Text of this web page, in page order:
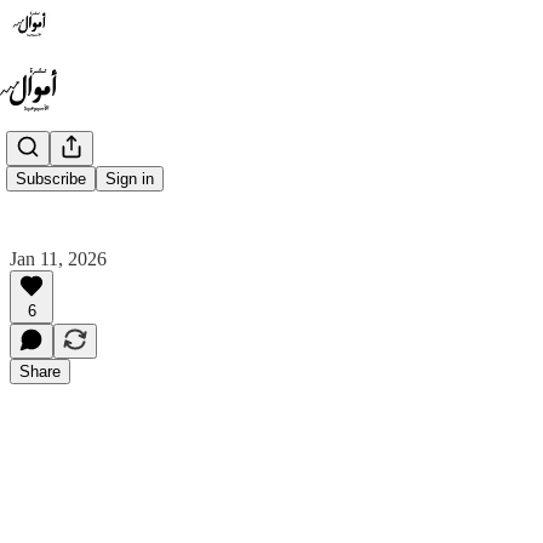
Subscribe Sign in
Jan 11, 2026
6
Share